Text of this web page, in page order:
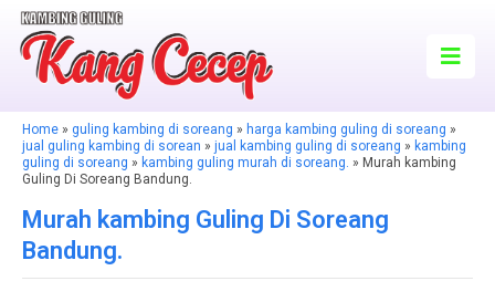
Home » guling kambing di soreang » harga kambing guling di soreang »
jual guling kambing di sorean » jual kambing guling di soreang » kambing
guling di soreang » kambing guling murah di soreang. » Murah kambing
Guling Di Soreang Bandung.
Murah kambing Guling Di Soreang
Bandung.